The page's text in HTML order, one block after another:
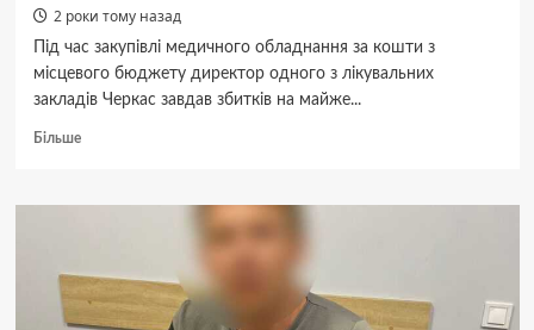
2 роки тому назад
Під час закупівлі медичного обладнання за кошти з
місцевого бюджету директор одного з лікувальних
закладів Черкас завдав збитків на майже...
БільшеДокладніше
Черкасах
директору